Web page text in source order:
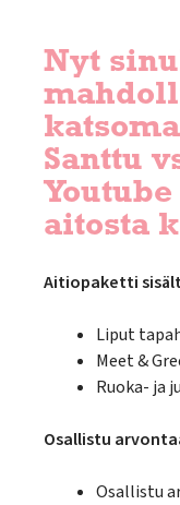
Nyt
Santtu
aitosta
Aitiopaketti
Liput
Meet &
Ruoka- ja
Osallistu
Osallistu